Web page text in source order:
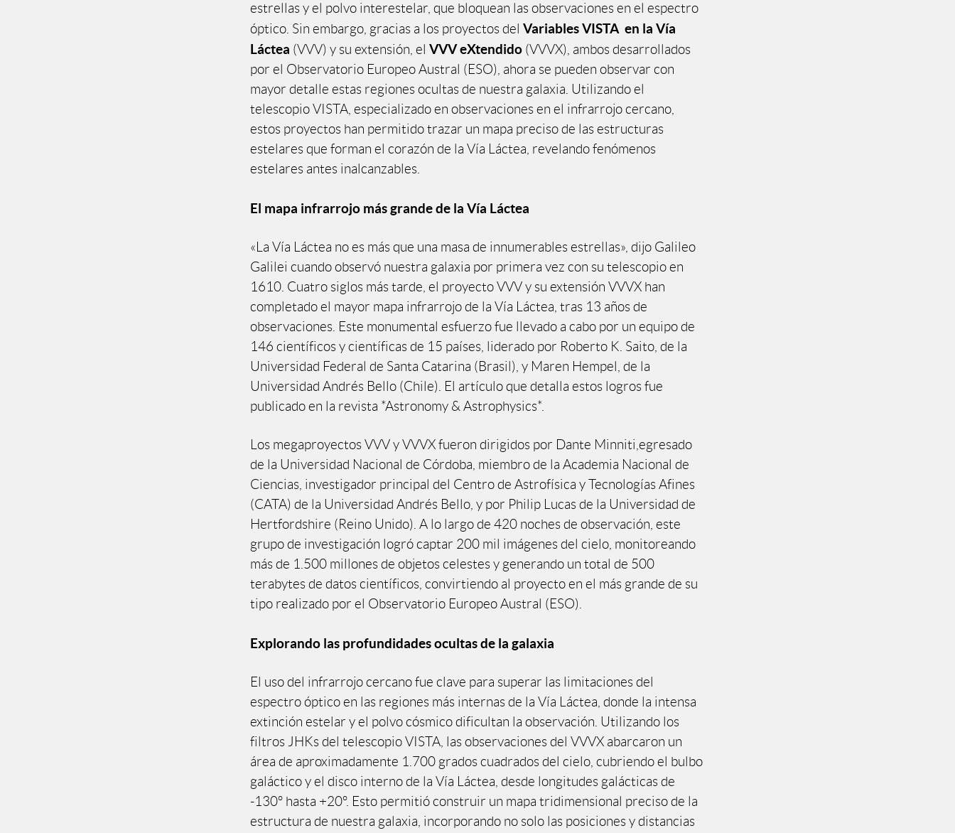
estrellas y el polvo interestelar, que bloquean las observaciones en el espectro
óptico. Sin embargo, gracias a los proyectos del Variables VISTA en la Vía
Láctea (VVV) y su extensión, el VVV eXtendido (VVVX), ambos desarrollados
por el Observatorio Europeo Austral (ESO), ahora se pueden observar con
mayor detalle estas regiones ocultas de nuestra galaxia. Utilizando el
telescopio VISTA, especializado en observaciones en el infrarrojo cercano,
estos proyectos han permitido trazar un mapa preciso de las estructuras
estelares que forman el corazón de la Vía Láctea, revelando fenómenos
estelares antes inalcanzables.
El mapa infrarrojo más grande de la Vía Láctea
«La Vía Láctea no es más que una masa de innumerables estrellas», dijo Galileo
Galilei cuando observó nuestra galaxia por primera vez con su telescopio en
1610. Cuatro siglos más tarde, el proyecto VVV y su extensión VVVX han
completado el mayor mapa infrarrojo de la Vía Láctea, tras 13 años de
observaciones. Este monumental esfuerzo fue llevado a cabo por un equipo de
146 científicos y científicas de 15 países, liderado por Roberto K. Saito, de la
Universidad Federal de Santa Catarina (Brasil), y Maren Hempel, de la
Universidad Andrés Bello (Chile). El artículo que detalla estos logros fue
publicado en la revista *Astronomy & Astrophysics*.
Los megaproyectos VVV y VVVX fueron dirigidos por Dante Minniti,egresado
de la Universidad Nacional de Córdoba, miembro de la Academia Nacional de
Ciencias, investigador principal del Centro de Astrofísica y Tecnologías Afines
(CATA) de la Universidad Andrés Bello, y por Philip Lucas de la Universidad de
Hertfordshire (Reino Unido). A lo largo de 420 noches de observación, este
grupo de investigación logró captar 200 mil imágenes del cielo, monitoreando
más de 1.500 millones de objetos celestes y generando un total de 500
terabytes de datos científicos, convirtiendo al proyecto en el más grande de su
tipo realizado por el Observatorio Europeo Austral (ESO).
Explorando las profundidades ocultas de la galaxia
El uso del infrarrojo cercano fue clave para superar las limitaciones del
espectro óptico en las regiones más internas de la Vía Láctea, donde la intensa
extinción estelar y el polvo cósmico dificultan la observación. Utilizando los
filtros JHKs del telescopio VISTA, las observaciones del VVVX abarcaron un
área de aproximadamente 1.700 grados cuadrados del cielo, cubriendo el bulbo
galáctico y el disco interno de la Vía Láctea, desde longitudes galácticas de
-130º hasta +20º. Esto permitió construir un mapa tridimensional preciso de la
estructura de nuestra galaxia, incorporando no solo las posiciones y distancias